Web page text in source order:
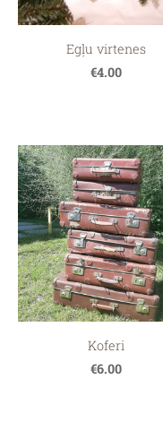
Egļu virtenes
€4.00
Koferi
€6.00